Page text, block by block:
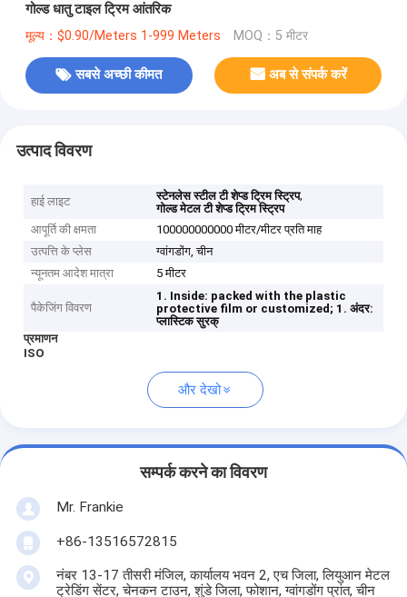
गोल्ड धातु टाइल ट्रिम आंतरिक
मूल्य：$0.90/Meters 1-999 Meters MOQ：5 मीटर
सबसे अच्छी कीमत अब से संपर्क करें
उत्पाद विवरण
हाई लाइट स्टेनलेस स्टील टी शेप्ड ट्रिम स्ट्रिप,
गोल्ड मेटल टी शेप्ड ट्रिम स्ट्रिप
आपूर्ति की क्षमता
100000000000 मीटर/मीटर प्रति माह
उत्पत्ति के प्लेस
ग्वांगडोंग, चीन
न्यूनतम आदेश मात्रा
5 मीटर
पैकेजिंग विवरण
1. Inside: packed with the plastic
protective film or customized; 1. अंदर:
प्लास्टिक सुरक्
प्रमाणन
ISO
और देखो
सम्पर्क करने का विवरण
Mr. Frankie
+86-13516572815
नंबर 13-17 तीसरी मंजिल, कार्यालय भवन 2, एच जिला, लियुआन मेटल
ट्रेडिंग सेंटर, चेनकन टाउन, शुंडे जिला, फोशान, ग्वांगडोंग प्रांत, चीन